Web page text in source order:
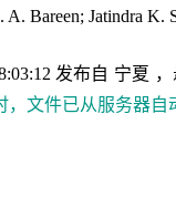
Bareen; Jatindra K.
发布自 宁夏
文件已从服务器自